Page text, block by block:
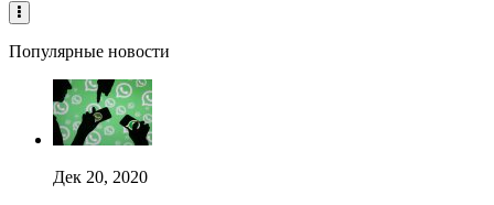
Популярные новости
Дек 20, 2020